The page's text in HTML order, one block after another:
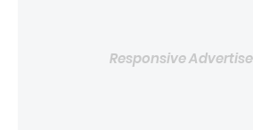
Responsive